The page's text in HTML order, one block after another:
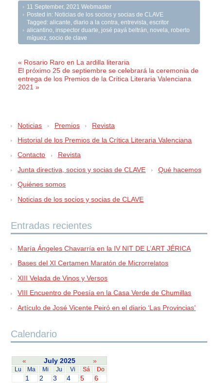
11 September, 2021
Webmaster
Posted in: Noticias de los socios y socias de CLAVE
Tagged:alicante ,diario a la contra ,entrevista ,escritor
alicantino
inspector duarte josé payá beltrán novela
roberto
míguez ,socio de clave
« Rosario Raro en La ardilla literaria
El próximo 25 de septiembre se celebrará la ceremonia de
entrega de los Premios de la Crítica Literaria Valenciana
2021 »
Noticias Premios
Revista
Historial de los Premios de la Crítica Literaria Valenciana
Contacto
Revista
Junta directiva, socios y socias de CLAVE
Qué hacemos
Quiénes somos
Noticias de los socios y socias de CLAVE
Entradas recientes
María Ángeles Chavarría en la IV NIT DE L’ART JÉRICA
Bases del XI Certamen Maratón de Microrrelatos
XIII Velada de Vinos y Versos
VIII Encuentro de Poesía en la Casa Verde de Chumillas
Artículo de José Vicente Peiró en el diario ‘Las Provincias’
Calendario
« July 2025 »
Lu Ma Mi Ju Vi Sá Do
1 2 3 4 5
6